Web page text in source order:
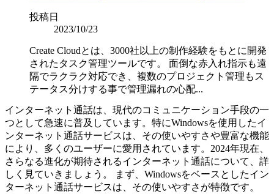
インターネット通話は、現代のコミュニケーション手段の一
つとして急速に普及しています。特にWindowsを使用したイ
ンターネット通話サービスは、その使いやすさや豊富な機能
により、多くのユーザーに愛用されています。2024年現在、
さらなる進化が期待されるインターネット通話について、詳
しく見ていきましょう。 まず、Windowsをベースとしたイン
ターネット通話サービスは、その使いやすさが特徴です。
投稿日
2023/10/23
Create Cloudとは、3000社以上の制作経験をもとに開発
されたタスク管理ツールです。 面倒な赤入れ指示も遠
隔でラクラク対応でき、複数のプロジェクト管理もス
テータス分けする事で管理漏れの心配...